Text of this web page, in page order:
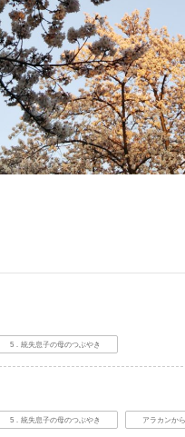
5．統失息子の母のつぶやき
5．統失息子の母のつぶやき アラカンか